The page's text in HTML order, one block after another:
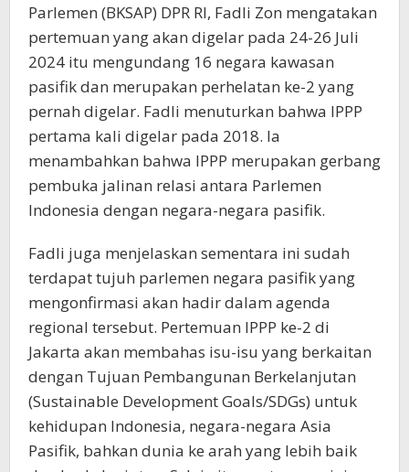
Parlemen (BKSAP) DPR RI, Fadli Zon mengatakan
pertemuan yang akan digelar pada 24-26 Juli
2024 itu mengundang 16 negara kawasan
pasifik dan merupakan perhelatan ke-2 yang
pernah digelar. Fadli menuturkan bahwa IPPP
pertama kali digelar pada 2018. Ia
menambahkan bahwa IPPP merupakan gerbang
pembuka jalinan relasi antara Parlemen
Indonesia dengan negara-negara pasifik.
Fadli juga menjelaskan sementara ini sudah
terdapat tujuh parlemen negara pasifik yang
mengonfirmasi akan hadir dalam agenda
regional tersebut. Pertemuan IPPP ke-2 di
Jakarta akan membahas isu-isu yang berkaitan
dengan Tujuan Pembangunan Berkelanjutan
(Sustainable Development Goals/SDGs) untuk
kehidupan Indonesia, negara-negara Asia
Pasifik, bahkan dunia ke arah yang lebih baik